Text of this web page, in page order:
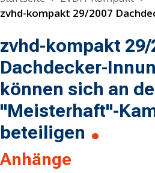
zvhd-kompakt 29/
Dachdecker-
können sich an
"Meisterhaft"-
beteiligen
Anhänge